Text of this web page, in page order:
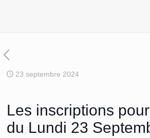
23 septembre 2024
Les inscriptions
du Lundi 23